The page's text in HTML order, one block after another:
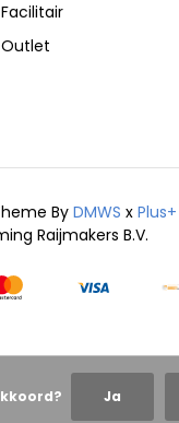
Facilitair
Outlet
ByDMWS xPlus+
Raijmakers B.V.
Ja